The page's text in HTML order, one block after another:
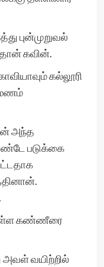
புன்முறுவல்
கவின்.
கல்லூரி
அந்த
படுக்கை
உள்ள கண்ணீரை
அவள் வயிற்றில்